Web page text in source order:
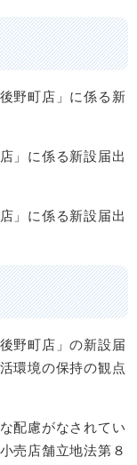
野町店」に係る新
」に係る新設届出
」に係る新設届出
野町店」の新設届
環境の保持の観点
配慮がなされてい
売店舗立地法第８